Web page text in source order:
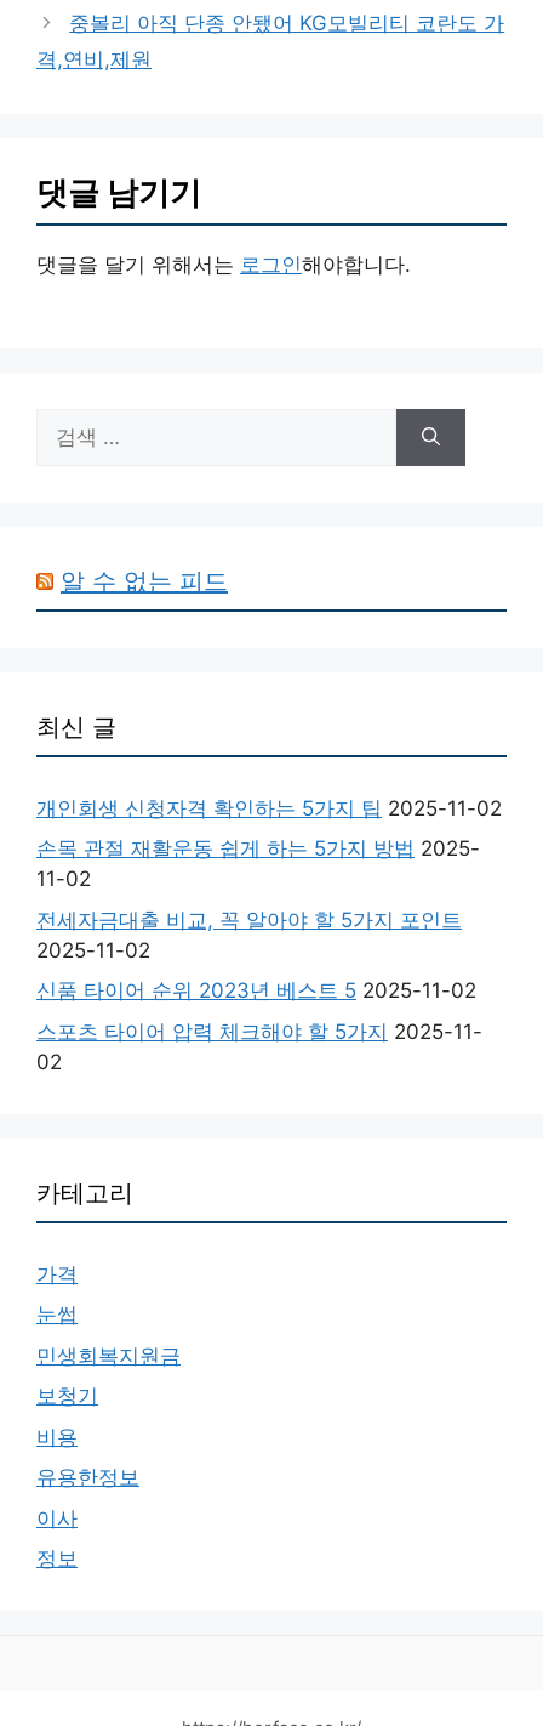
리
중볼리 아직 단종 안됐어 KG모빌리티 코란도 가
격,연비,제원
댓글 남기기
댓글을 달기 위해서는 로그인해야합니다.
색:
알 수 없는 피드
최신 글
개인회생 신청자격 확인하는 5가지 팁 2025-11-02
손목 관절 재활운동 쉽게 하는 5가지 방법 2025-
11-02
전세자금대출 비교, 꼭 알아야 할 5가지 포인트
2025-11-02
신품 타이어 순위 2023년 베스트 5 2025-11-02
스포츠 타이어 압력 체크해야 할 5가지 2025-11-
02
카테고리
가격
눈썹
민생회복지원금
보청기
비용
유용한정보
이사
정보